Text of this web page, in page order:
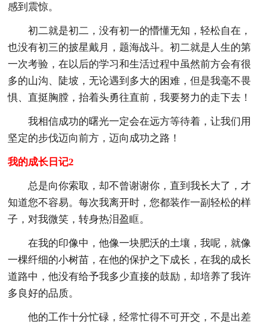
感到震惊。
初二就是初二，没有初一的懵懂无知，轻松自在，
也没有初三的披星戴月，题海战斗。初二就是人生的第
一次考验，在以后的学习和生活过程中虽然前方会有很
多的山沟、陡坡，无论遇到多大的困难，但是我毫不畏
惧、直挺胸膛，抬着头勇往直前，我要努力的走下去！
我相信成功的曙光一定会在远方等待着，让我们用
坚定的步伐迈向前方，迈向成功之路！
我的成长日记2
总是向你索取，却不曾谢谢你，直到我长大了，才
知道您不容易。每次我离开时，您都装作一副轻松的样
子，对我微笑，转身热泪盈眶。
在我的印像中，他像一块肥沃的土壤，我呢，就像
一棵纤细的小树苗，在他的保护之下成长，在我的成长
道路中，他没有给予我多少直接的鼓励，却培养了我许
多良好的品质。
他的工作十分忙碌，经常忙得不可开交，不是出差